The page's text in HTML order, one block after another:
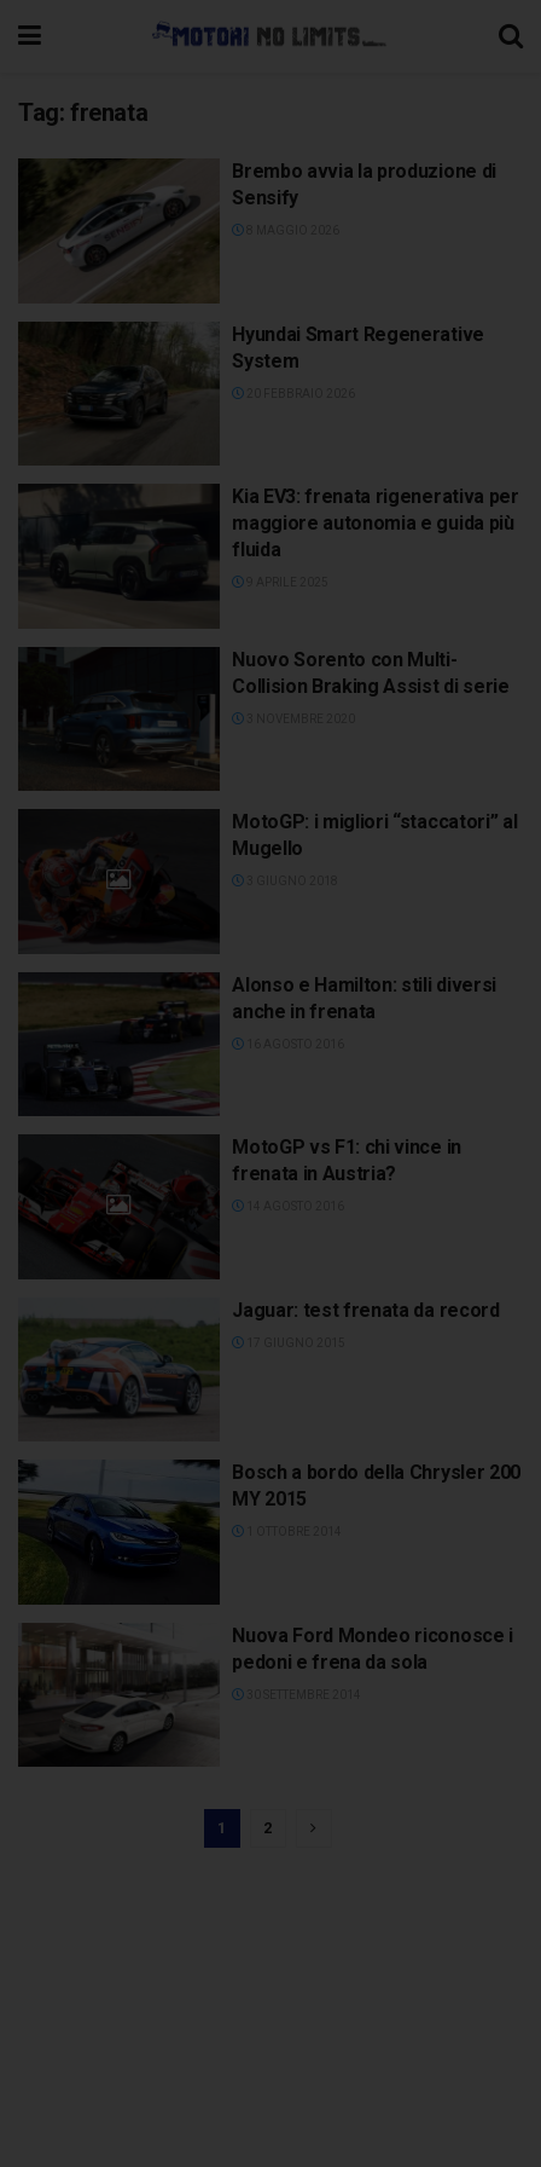
Tag: frenata
Brembo avvia la produzione di
Sensify
Hyundai Smart Regenerative
System
Kia EV3: frenata rigenerativa per
maggiore autonomia e guida più
fluida
Nuovo Sorento con Multi-
Collision Braking Assist di serie
MotoGP: i migliori “staccatori” al
Mugello
Alonso e Hamilton: stili diversi
anche in frenata
MotoGP vs F1: chi vince in
frenata in Austria?
Jaguar: test frenata da record
Bosch a bordo della Chrysler 200
MY 2015
Nuova Ford Mondeo riconosce i
pedoni e frena da sola
1 2